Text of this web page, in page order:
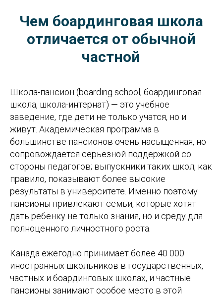
Чем боардинговая школа
отличается от обычной
частной
Школа-пансион (boarding school, боардинговая
школа, школа-интернат) — это учебное
заведение, где дети не только учатся, но и
живут. Академическая программа в
большинстве пансионов очень насыщенная, но
сопровождается серьёзной поддержкой со
стороны педагогов; выпускники таких школ, как
правило, показывают более высокие
результаты в университете. Именно поэтому
пансионы привлекают семьи, которые хотят
дать ребёнку не только знания, но и среду для
полноценного личностного роста.
Канада ежегодно принимает более 40 000
иностранных школьников в государственных,
частных и боардинговых школах, и частные
пансионы занимают особое место в этой